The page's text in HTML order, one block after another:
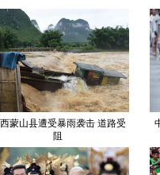
蒙山县遭受暴雨袭击 道路受
阻